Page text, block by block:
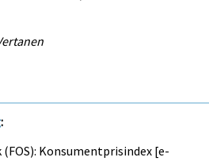
:
Konsumentprisindex [e-